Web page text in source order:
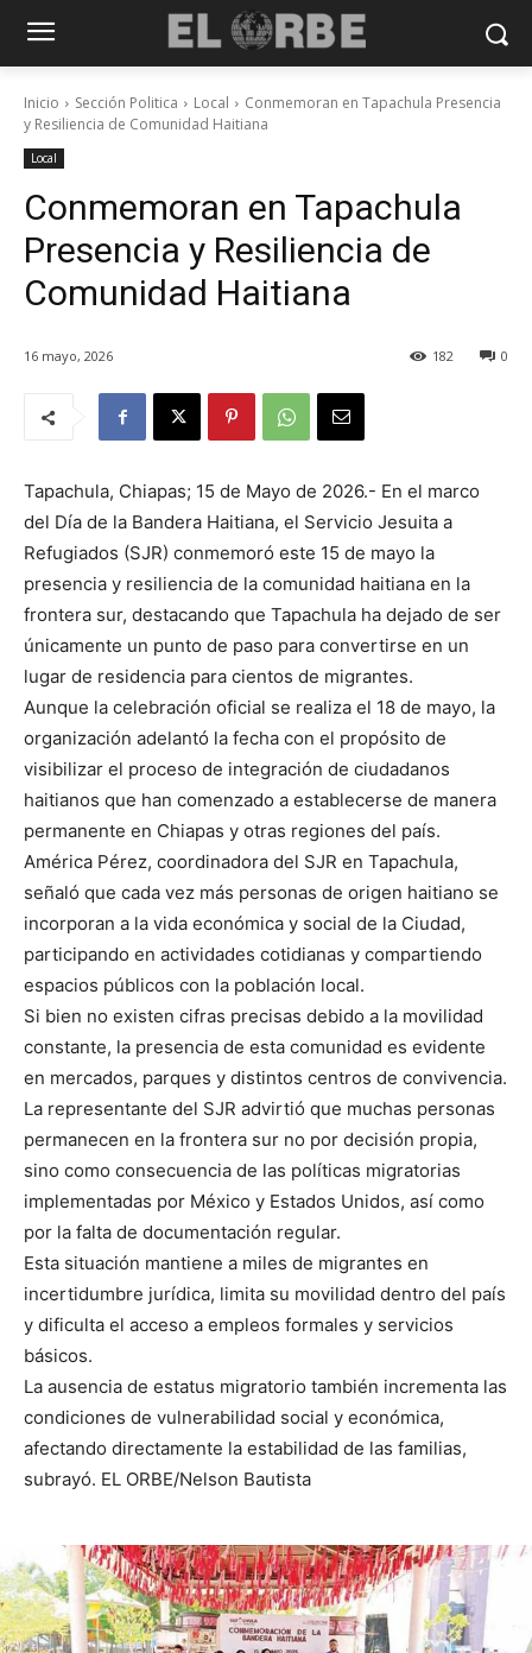
Inicio Sección Politica Local
Conmemoran en Tapachula Presencia
y Resiliencia de Comunidad Haitiana
Local
Conmemoran en Tapachula
Presencia y Resiliencia de
Comunidad Haitiana
16 mayo, 2026 0
182
Tapachula, Chiapas; 15 de Mayo de 2026.- En el marco
del Día de la Bandera Haitiana, el Servicio Jesuita a
Refugiados (SJR) conmemoró este 15 de mayo la
presencia y resiliencia de la comunidad haitiana en la
frontera sur, destacando que Tapachula ha dejado de ser
únicamente un punto de paso para convertirse en un
lugar de residencia para cientos de migrantes.
Aunque la celebración oficial se realiza el 18 de mayo, la
organización adelantó la fecha con el propósito de
visibilizar el proceso de integración de ciudadanos
haitianos que han comenzado a establecerse de manera
permanente en Chiapas y otras regiones del país.
América Pérez, coordinadora del SJR en Tapachula,
señaló que cada vez más personas de origen haitiano se
incorporan a la vida económica y social de la Ciudad,
participando en actividades cotidianas y compartiendo
espacios públicos con la población local.
Si bien no existen cifras precisas debido a la movilidad
constante, la presencia de esta comunidad es evidente
en mercados, parques y distintos centros de convivencia.
La representante del SJR advirtió que muchas personas
permanecen en la frontera sur no por decisión propia,
sino como consecuencia de las políticas migratorias
implementadas por México y Estados Unidos, así como
por la falta de documentación regular.
Esta situación mantiene a miles de migrantes en
incertidumbre jurídica, limita su movilidad dentro del país
y dificulta el acceso a empleos formales y servicios
básicos.
La ausencia de estatus migratorio también incrementa las
condiciones de vulnerabilidad social y económica,
afectando directamente la estabilidad de las familias,
subrayó. EL ORBE/Nelson Bautista